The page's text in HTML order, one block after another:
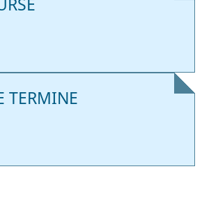
TERMINE